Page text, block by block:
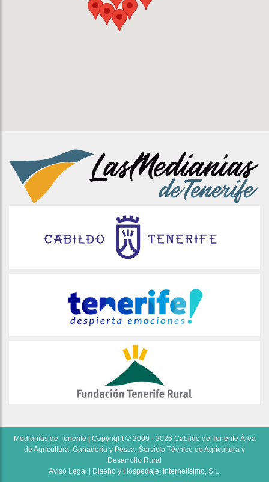
Medianías de Tenerife | Copyright © 2009 - 2026 Cabildo de Tenerife Área
de Agricultura, Ganadería y Pesca. Servicio Técnico de Agricultura y
Desarrollo Rural
Aviso Legal | Diseño y Hospedaje: Internetísimo, S.L.